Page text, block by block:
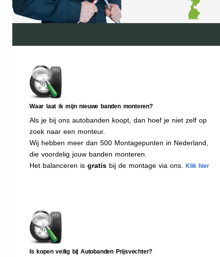
Waar laat ik mijn nieuwe banden monteren?
Als je bij ons autobanden koopt, dan hoef je niet zelf op
zoek naar een monteur.
Wij hebben meer dan 500 Montagepunten in Nederland,
die voordelig jouw banden monteren.
Het balanceren is gratis bij de montage via ons. Klik hier
Is kopen veilig bij Autobanden Prijsvechter?